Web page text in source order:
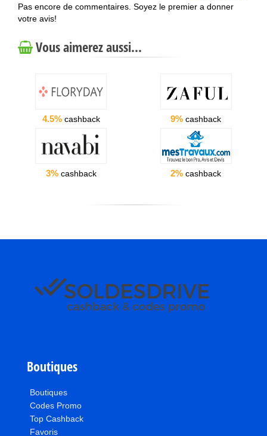
Pas encore de commentaires. Soyez le premier a donner
votre avis!
Vous aimerez aussi...
4.5%cashback 9% cashback
3%cashback 2% cashback
Boutiques
Boutiques
Codes Promo
Top Cashback
Favoris